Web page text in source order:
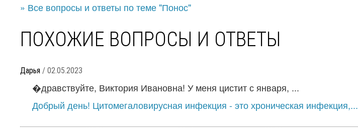
» Все вопросы и ответы по теме "Понос"
ПОХОЖИЕ ВОПРОСЫ И ОТВЕТЫ
Дарья / 02.05.2023
�дравствуйте, Виктория Ивановна! У меня цистит с января, ...
Добрый день! Цитомегаловирусная инфекция - это хроническая инфекция,...